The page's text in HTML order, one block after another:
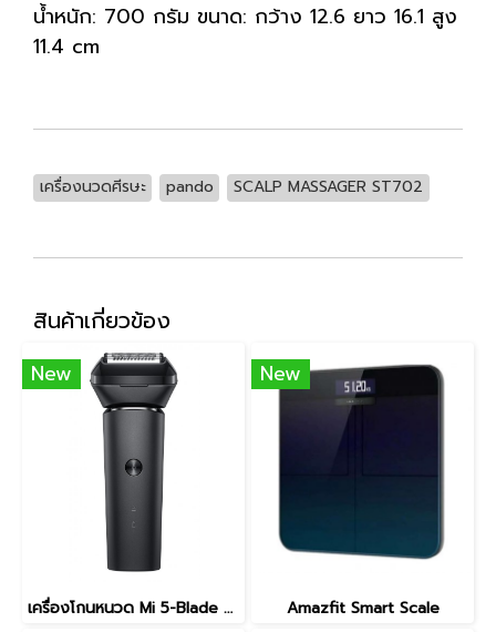
น้ำหนัก: 700 กรัม ขนาด: กว้าง 12.6 ยาว 16.1 สูง
11.4 cm
เครื่องนวดศีรษะ pando SCALP MASSAGER ST702
สินค้าเกี่ยวข้อง
New
เครื่องโกนหนวด Mi 5-Blade Electric Shaver
New
Amazfit Smart Scale